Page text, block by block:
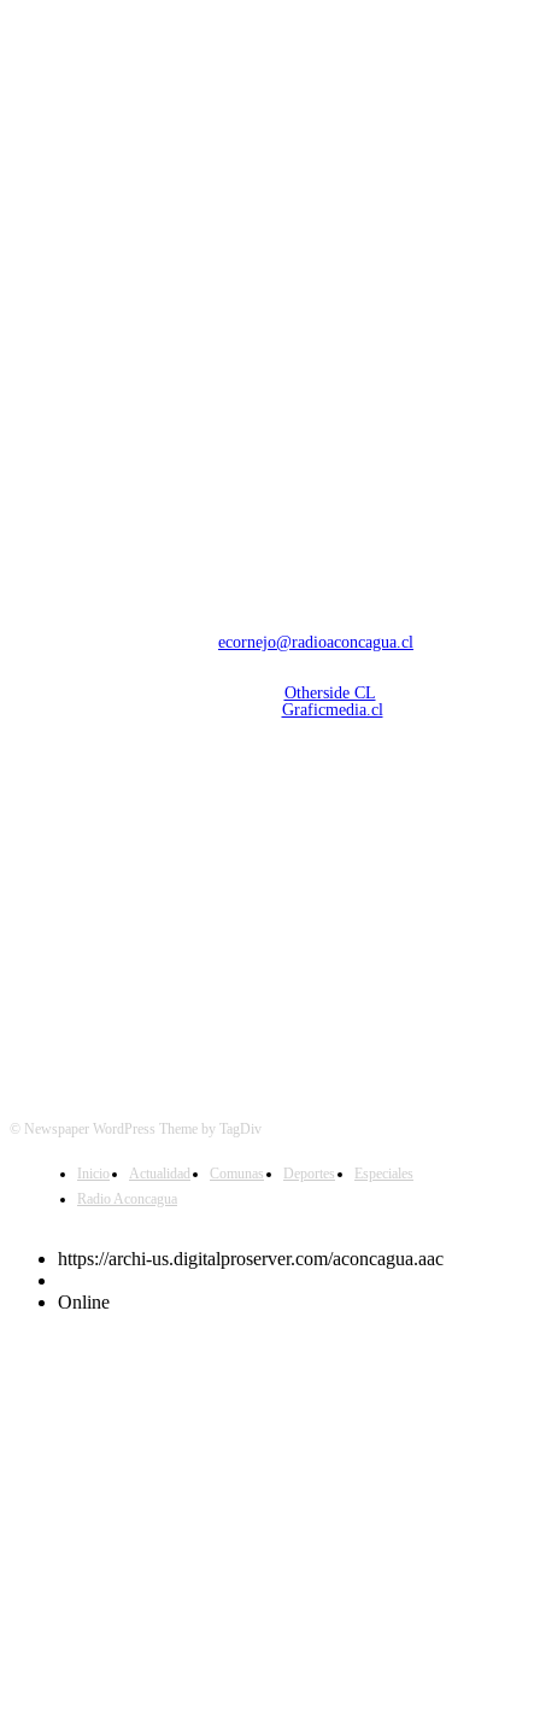
ecornejo@radioaconcagua.cl
Otherside CL
Graficmedia.cl
© Newspaper WordPress Theme by TagDiv
Inicio Actualidad Comunas Deportes
Especiales
Radio Aconcagua
https://archi-us.digitalproserver.com/aconcagua.aac
Online